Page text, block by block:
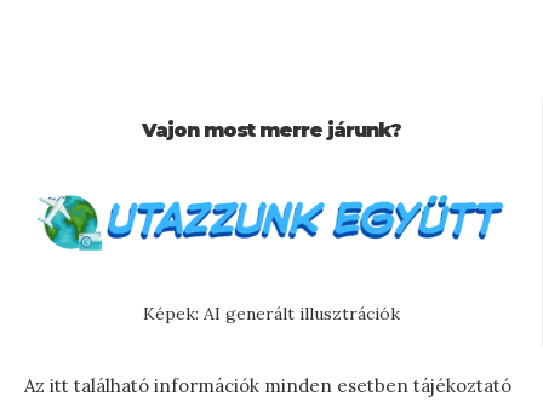
Vajon most merre járunk?
Képek: AI generált illusztrációk
Az itt található információk minden esetben tájékoztató